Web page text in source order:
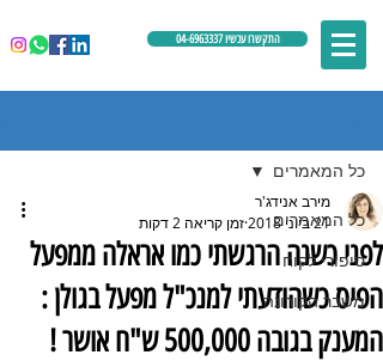
התקשרו עכשיו 04-6963337
כל המאמרים
סיפורי לקוח
משבר הקורונה
כל המאמרים
לפני כשנה הרגשתי כמו אראלה ממפעל
הפיס כשהודעתי למנכ"ל מפעל בגולן :
המענק בגובה 500,000 ש"ח אושר !
מירב אנידג'ר
21 ביוני 2018
זמן קריאה 2 דקות